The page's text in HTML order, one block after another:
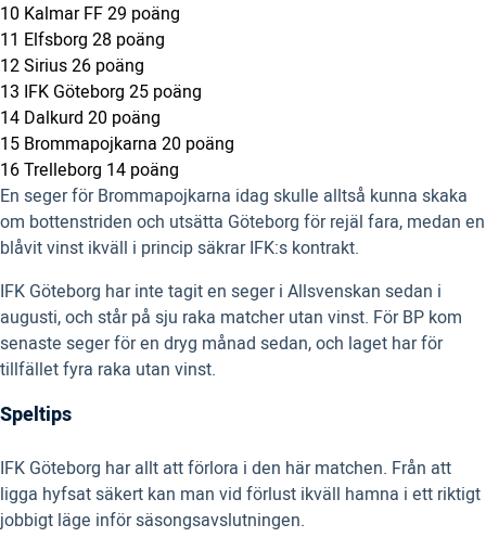
10 Kalmar FF 29 poäng
11 Elfsborg 28 poäng
12 Sirius 26 poäng
13 IFK Göteborg 25 poäng
14 Dalkurd 20 poäng
15 Brommapojkarna 20 poäng
16 Trelleborg 14 poäng
En seger för Brommapojkarna idag skulle alltså kunna skaka
om bottenstriden och utsätta Göteborg för rejäl fara, medan en
blåvit vinst ikväll i princip säkrar IFK:s kontrakt.
IFK Göteborg har inte tagit en seger i Allsvenskan sedan i
augusti, och står på sju raka matcher utan vinst. För BP kom
senaste seger för en dryg månad sedan, och laget har för
tillfället fyra raka utan vinst.
Speltips
IFK Göteborg har allt att förlora i den här matchen. Från att
ligga hyfsat säkert kan man vid förlust ikväll hamna i ett riktigt
jobbigt läge inför säsongsavslutningen.